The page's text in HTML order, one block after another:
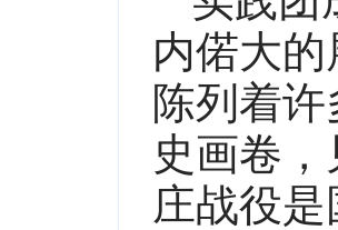
内偌大
陈列着
史画卷
庄战役